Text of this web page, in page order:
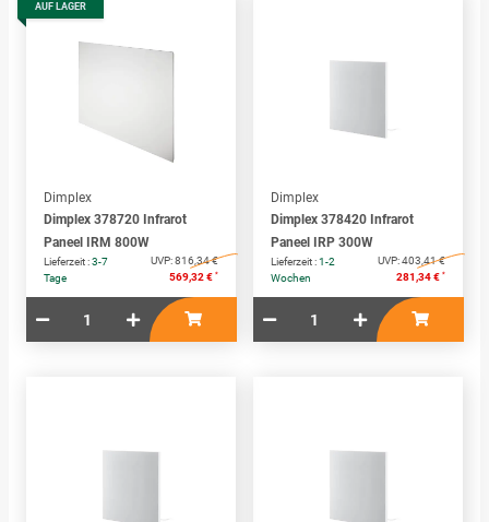
AUF LAGER
Dimplex
Dimplex 378720 Infrarot
Paneel IRM 800W
Lieferzeit :3-7
Tage
UVP:816,34 €
569,32 € *
Dimplex
Dimplex 378420 Infrarot
Paneel IRP 300W
Lieferzeit :1-2
Wochen
UVP:403,41 €
281,34 € *